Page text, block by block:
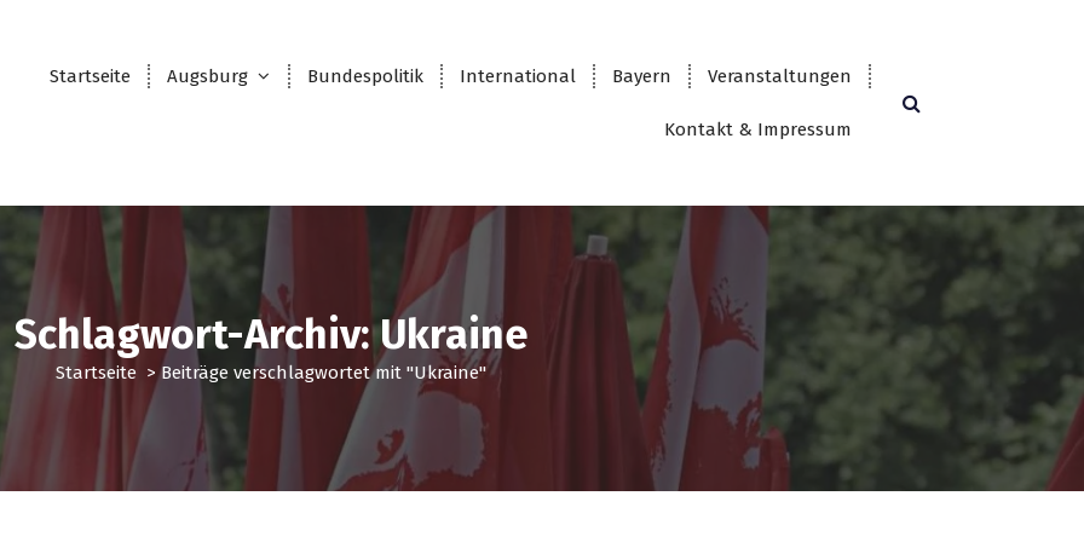
Startseite Augsburg Bundespolitik International Bayern Veranstaltungen
Kontakt & Impressum
Schlagwort-Archiv: Ukraine
Startseite >Beiträge verschlagwortet mit "Ukraine"